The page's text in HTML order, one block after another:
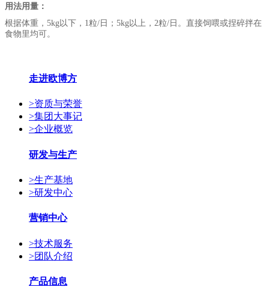
用法用量：
根据体重，5kg以下，1粒/日；5kg以上，2粒/日。直接饲喂或捏碎拌在
食物里均可。
走进欧博方
>资质与荣誉
>集团大事记
>企业概览
研发与生产
>生产基地
>研发中心
营销中心
>技术服务
>团队介绍
产品信息